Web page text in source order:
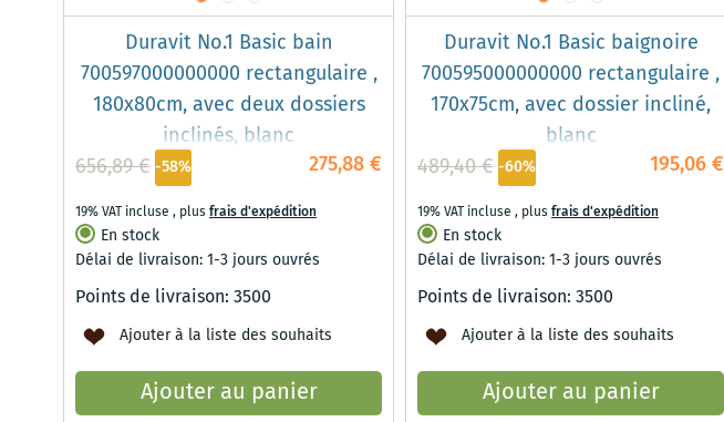
Duravit No.1 Basic bain
700597000000000 rectangulaire ,
180x80cm, avec deux dossiers
inclinés, blanc
275,88 €
656,89 € -58%
19% VAT incluse , plusfrais d'expédition
En stock
Délai de livraison: 1-3 jours ouvrés
Points de livraison: 3500
Ajouter à la liste des souhaits
Ajouter au panier
Duravit No.1 Basic baignoire
700595000000000 rectangulaire ,
170x75cm, avec dossier incliné,
blanc
195,06 €
489,40 € -60%
19% VAT incluse , plusfrais d'expédition
En stock
Délai de livraison: 1-3 jours ouvrés
Points de livraison: 3500
Ajouter à la liste des souhaits
Ajouter au panier